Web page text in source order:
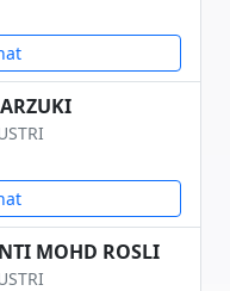
MOHD ROSLI